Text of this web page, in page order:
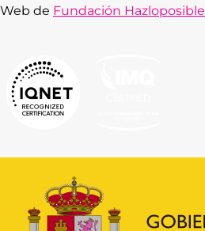
Web de Fundación Hazloposible